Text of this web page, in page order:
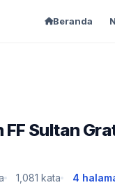
Beranda
Sultan
1,081 kata 4